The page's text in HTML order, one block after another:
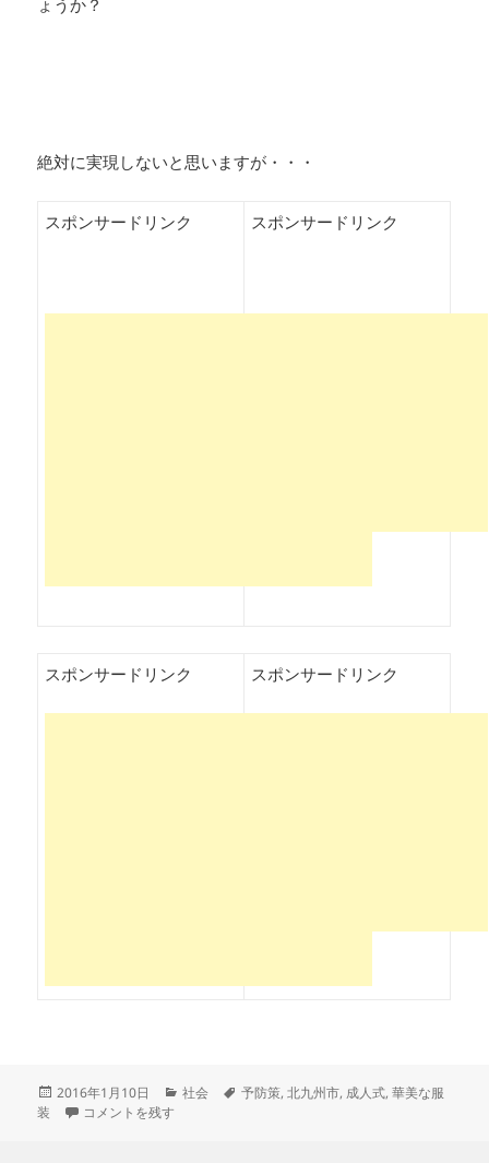
ょうか？
絶対に実現しないと思いますが・・・
スポンサードリンク スポンサードリンク
スポンサードリンク スポンサードリンク
投
稿
2016年1月10日
カ
社会
タ
予防策,北九州市, 成人式,華美な服
装
北九州市成人式「きちんとした服装しろ」と奇抜な衣装を牽制！予
コメントを残す